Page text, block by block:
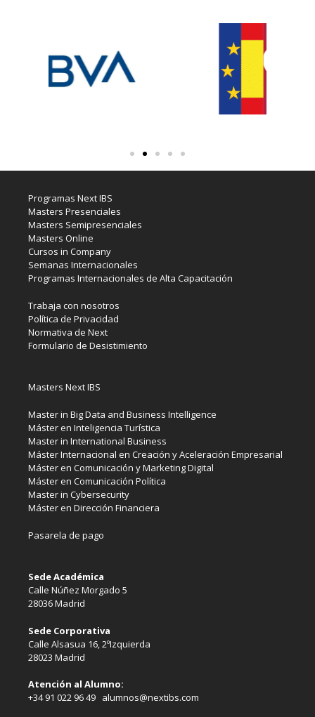
Programas Next IBS
Masters Presenciales
Masters Semipresenciales
Masters Online
Cursos in Company
Semanas Internacionales
Programas Internacionales de Alta Capacitación
Trabaja con nosotros
Política de Privacidad
Normativa de Next
Formulario de Desistimiento
Masters Next IBS
Master in Big Data and Business Intelligence
Máster en Inteligencia Turística
Master in International Business
Máster Internacional en Creación y Aceleración Empresarial
Máster en Comunicación y Marketing Digital
Máster en Comunicación Política
Master in Cybersecurity
Máster en Dirección Financiera
Pasarela de pago
Sede Académica
Calle Núñez Morgado 5
28036 Madrid
Sede Corporativa
Calle Alsasua 16, 2ºIzquierda
28023 Madrid
Atención al Alumno:
+34 91 022 96 49 alumnos@nextibs.com